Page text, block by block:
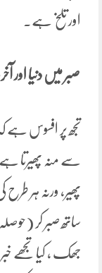
اور تلخ ہے۔
صبر میں دنیا
تجھ پر افسوس ہے
سے منہ پھیرتا
پھیر، ورنہ ہر
ساتھ صبر کر
جھک ، کیا تجھے